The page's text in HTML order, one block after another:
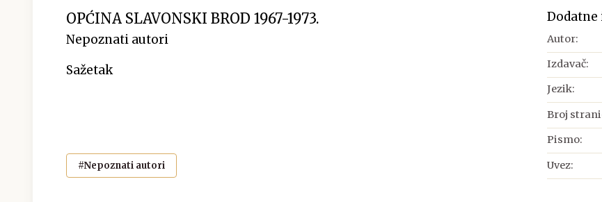
OPĆINA SLAVONSKI BROD 1967-1973.
Nepoznati autori
Sažetak
#Nepoznati autori
Autor:
Izdavač:
Jezik:
Broj
Pismo:
Uvez: